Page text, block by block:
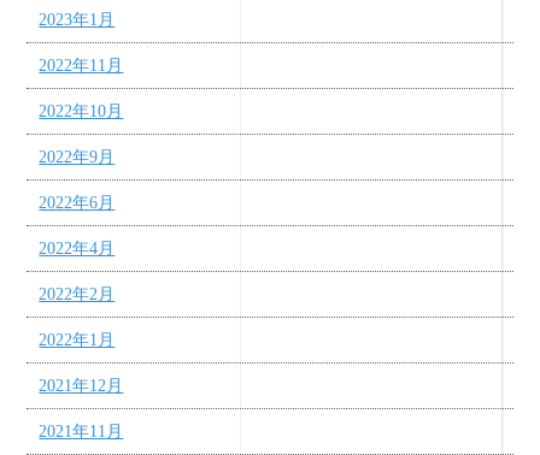
2023年1月
2022年11月
2022年10月
2022年9月
2022年6月
2022年4月
2022年2月
2022年1月
2021年12月
2021年11月